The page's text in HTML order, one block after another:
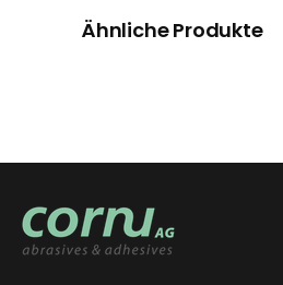
Ähnliche Produkte